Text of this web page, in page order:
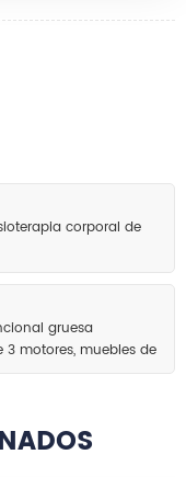
corporal de
gruesa
motores, muebles de